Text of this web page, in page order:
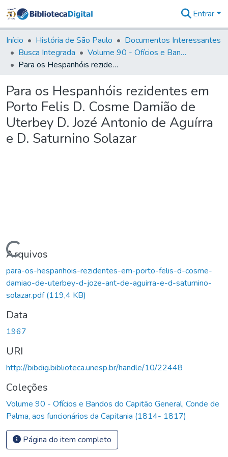
&
Coleções
Tudo na
Biblioteca
Estatísticas
Entrar
Início História de São Paulo
Documentos Interessantes
Busca Integrada
Volume 90 - Ofícios e Bandos do Capitão General, Conde de Palma, aos funcionários da Capitania (1814- 1817)
Para os Hespanhóis rezidentes em Porto Felis D. Cosme Damião de Uterbey D. Jozé Antonio de Aguírra e D. Saturnino Solazar
Para os Hespanhóis rezidentes em
Porto Felis D. Cosme Damião de
Uterbey D. Jozé Antonio de Aguírra
e D. Saturnino Solazar
Carregando...
Arquivos
para-os-hespanhois-rezidentes-em-porto-felis-d-cosme-
damiao-de-uterbey-d-joze-ant-de-aguirra-e-d-saturnino-
solazar.pdf(119,4 KB)
Data
1967
URI
http://bibdig.biblioteca.unesp.br/handle/10/22448
Coleções
Volume 90 - Ofícios e Bandos do Capitão General, Conde de
Palma, aos funcionários da Capitania (1814- 1817)
Página do item completo